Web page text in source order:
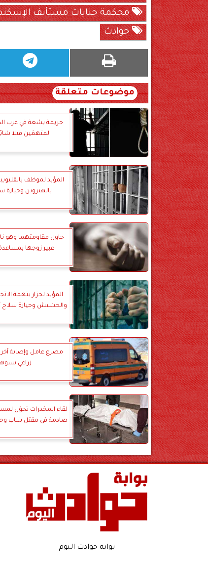
محكمة جنايات مستأنف
حوادث
موضوعات متعلقة
جريمة بشعة في عرب
لمتهمَين قتلا
المؤبد لموظف
بالهيروين وحيازة
حاول مقاومتهما وهو
عبير زوجها
المؤبد لجزار بتهمة
والحشيش وحيازة سلاح
مصرع عامل وإصابة آخر
زراعي
لقاء المخدرات تحوّل
صادمة في مقتل شاب
بوابة حوادث اليوم